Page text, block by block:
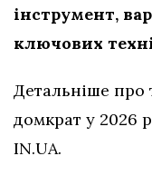
інструмент,
ключових
Детальніше про
домкрат у 2026
IN.UA.